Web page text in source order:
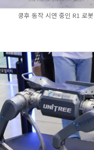
쿵후 동작 시연 중인 R1 로봇